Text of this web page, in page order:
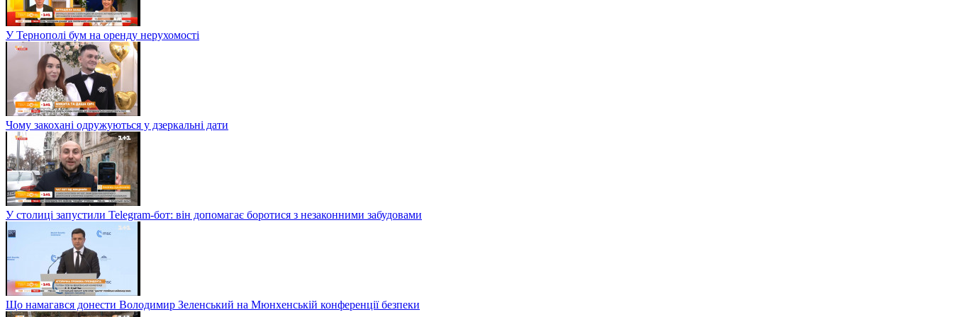
У Тернополі бум на оренду нерухомості
Чому закохані одружуються у дзеркальні дати
У столиці запустили Telegram-бот: він допомагає боротися з незаконними забудовами
Що намагався донести Володимир Зеленський на Мюнхенській конференції безпеки